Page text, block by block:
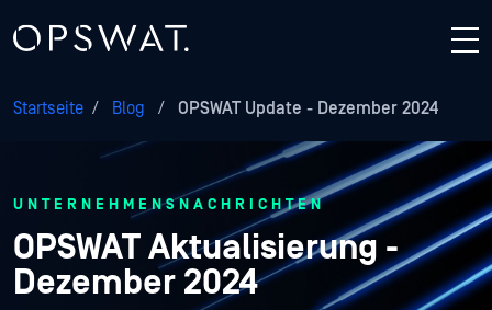
Startseite / Blog / OPSWAT Update - Dezember 2024
UNTERNEHMENSNACHRICHTEN
OPSWAT Aktualisierung -
Dezember 2024